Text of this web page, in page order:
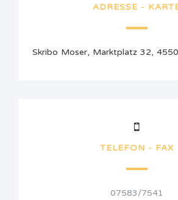
ADRESSE -
Skribo Moser, Marktplatz 32,
TELEFON - FAX
07583/7541